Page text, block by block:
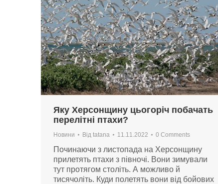
Яку Херсонщину цьогоріч побачать
перелітні птахи?
Новини Від tatana 11.11.2022 0 Comments
Починаючи з листопада на Херсонщину
прилетять птахи з півночі. Вони зимували
тут протягом століть. А можливо й
тисячоліть. Куди полетять вони від бойових